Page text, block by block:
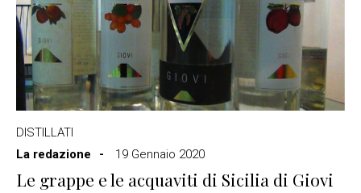
DISTILLATI
La redazione
19 Gennaio 2020
Le grappe e le acquaviti di Sicilia di Giovi